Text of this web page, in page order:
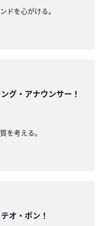
ドを心がける。
グ・アナウンサー！
を考える。
オ・ポン！